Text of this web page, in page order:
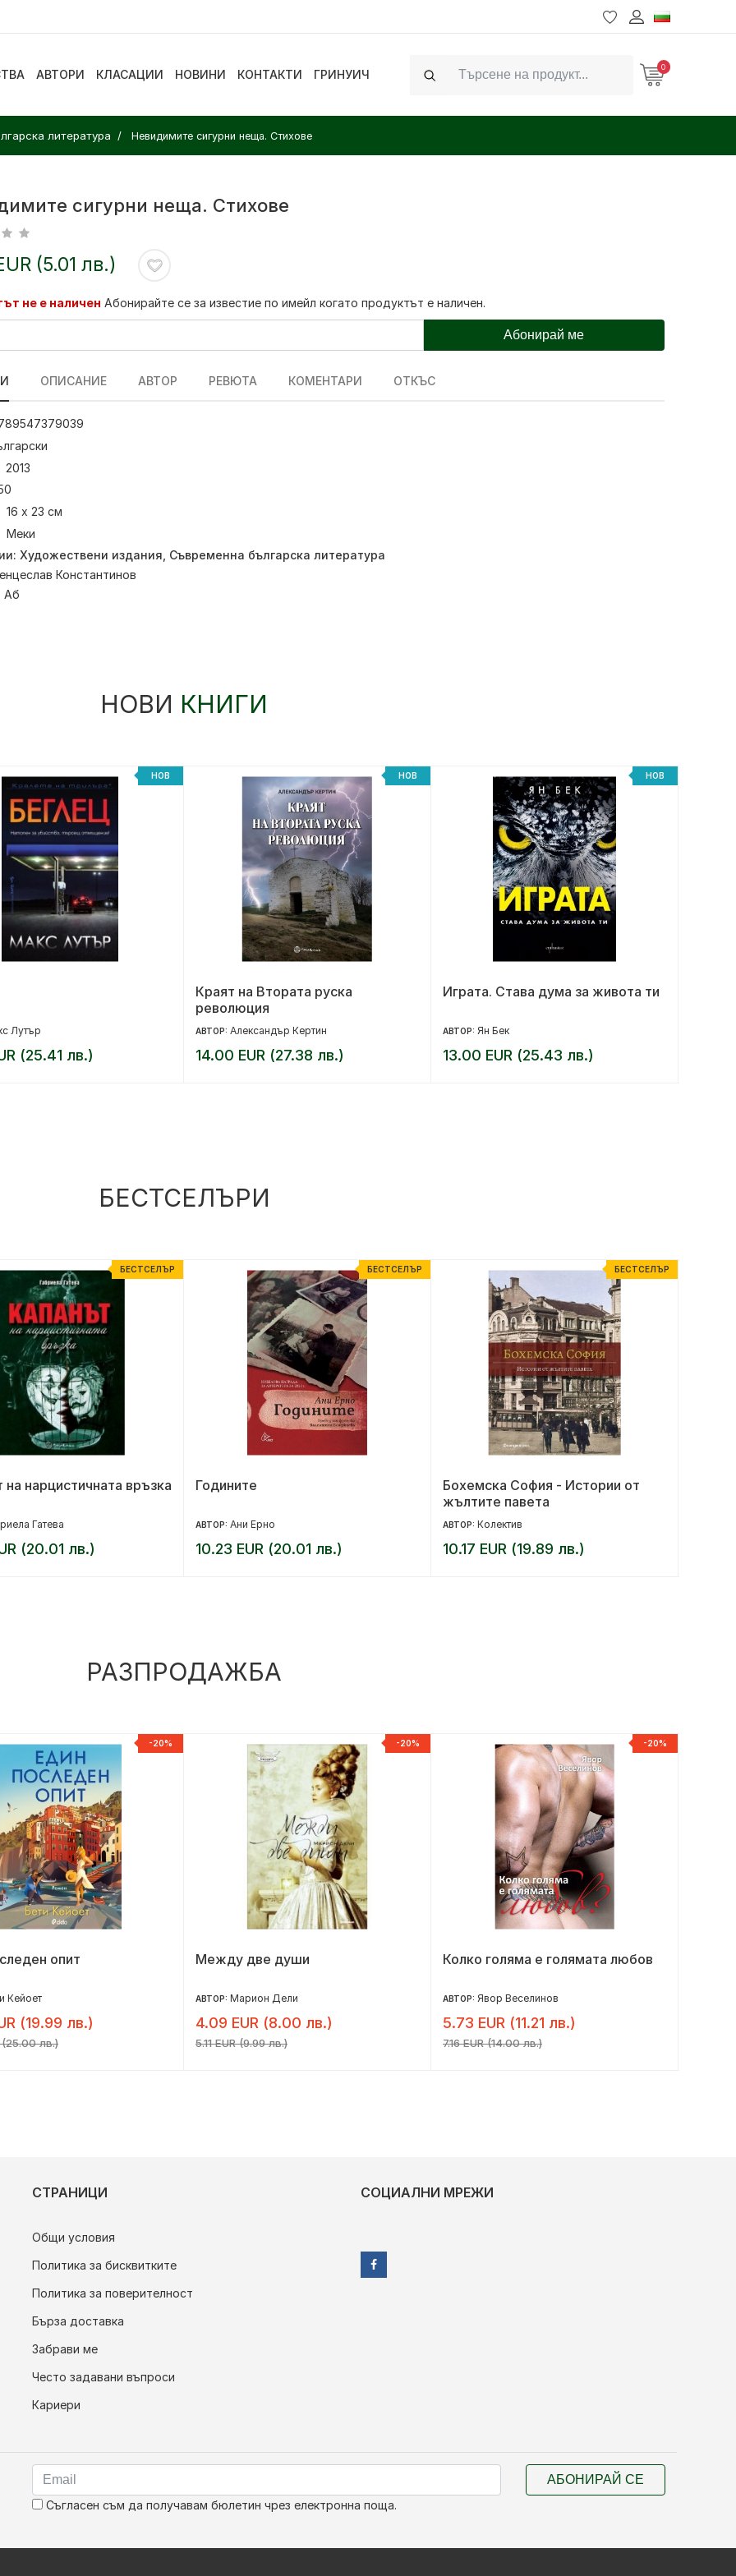
АВТОРИ КЛАСАЦИИ НОВИНИ КОНТАКТИ ГРИНУИЧ
Search
0
литература Невидимите сигурни неща. Стихове
сигурни неща. Стихове
(5.01 лв.)
не е наличен Абонирайте се за известие по имейл когато продуктът е наличен.
Абонирай ме
ОПИСАНИЕ АВТОР РЕВЮТА КОМЕНТАРИ ОТКЪС
2013
16 х 23 см
Меки
Художествени издания Съвременна българска литература
Константинов
Аб
НОВИ КНИГИ
НОВ
Лутър
(25.41 лв.)
НОВ
Краят на Втората руска
революция
АВТОР: Александър Кертин
14.00 EUR (27.38 лв.)
НОВ
Играта. Става дума за живота ти
АВТОР: Ян Бек
13.00 EUR (25.43 лв.)
БЕСТСЕЛЪРИ
БЕСТСЕЛЪР
на нарцистичната връзка
Гатева
(20.01 лв.)
БЕСТСЕЛЪР
Годините
АВТОР: Ани Ерно
10.23 EUR (20.01 лв.)
БЕСТСЕЛЪР
Бохемска София - Истории от
жълтите павета
АВТОР: Колектив
10.17 EUR (19.89 лв.)
РАЗПРОДАЖБА
-20%
опит
Кейоет
(19.99 лв.)
(25.00 лв.)
-20%
Между две души
АВТОР: Марион Дели
4.09 EUR (8.00 лв.)
5.11 EUR (9.99 лв.)
-20%
Колко голяма е голямата любов
АВТОР: Явор Веселинов
5.73 EUR (11.21 лв.)
7.16 EUR (14.00 лв.)
СТРАНИЦИ
Общи условия
Политика за бисквитките
Политика за поверителност
Бърза доставка
Забрави ме
Често задавани въпроси
Кариери
СОЦИАЛНИ МРЕЖИ
Съгласен съм да получавам бюлетин чрез електронна поща.
АБОНИРАЙ СЕ